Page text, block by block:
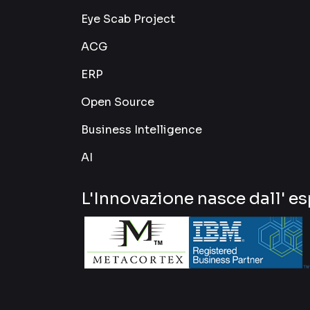
Eye Scab Project
ACG
ERP
Open Source
Business Intelligence
AI
L'Innovazione nasce dall'